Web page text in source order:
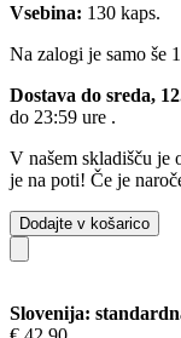
Vsebina: 130 kaps.
Na zalogi je samo še
Dostava do sreda,
do 23:59 ure .
V našem skladišču je
je na poti! Če je
Dodajte v košarico
Slovenija: